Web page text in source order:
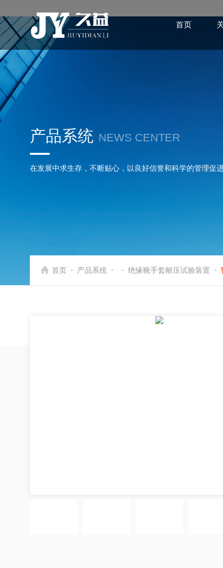
首页
产品系统 NEWS CENTER
在发展中求生存，不断贴心，以良好信誉和科学的管理促
首页 - 产品系统 - - 绝缘靴手套耐压试验装置 -